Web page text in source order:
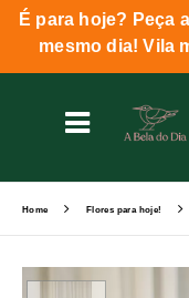
É para hoje? Peça
mesmo dia! Vila
Home Flores para hoje!